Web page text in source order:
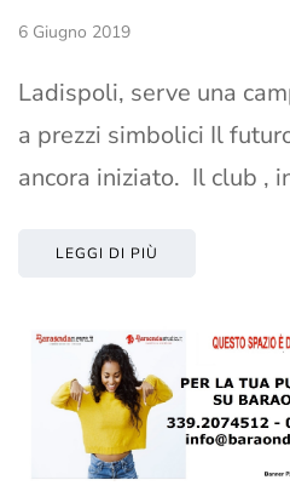
6 Giugno 2019
Ladispoli, serve una
a prezzi simbolici Il
ancora iniziato. Il club ,
LEGGI DI PIÙ